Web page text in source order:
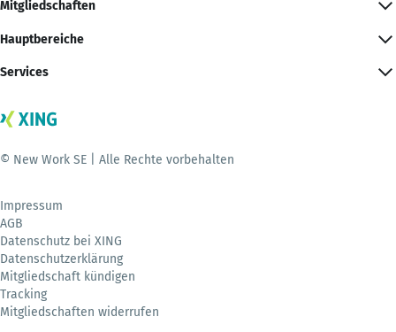
Mitgliedschaften
Hauptbereiche
Services
© New Work SE | Alle Rechte vorbehalten
Impressum
AGB
Datenschutz bei XING
Datenschutzerklärung
Mitgliedschaft kündigen
Tracking
Mitgliedschaften widerrufen